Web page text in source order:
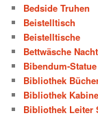
Bedside Truhen
Beistelltisch
Beistelltische
Bettwäsche
Bibendum-Statue
Bibliothek
Bibliothek
Bibliothek Leiter